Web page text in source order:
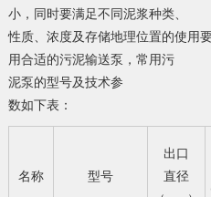
小，同时要满足不同泥浆种类、
性质、浓度及存储地理位置的使用
用合适的污泥输送泵，常用污
泥泵的型号及技术参
数如下表：
名称 型号
出口
直径